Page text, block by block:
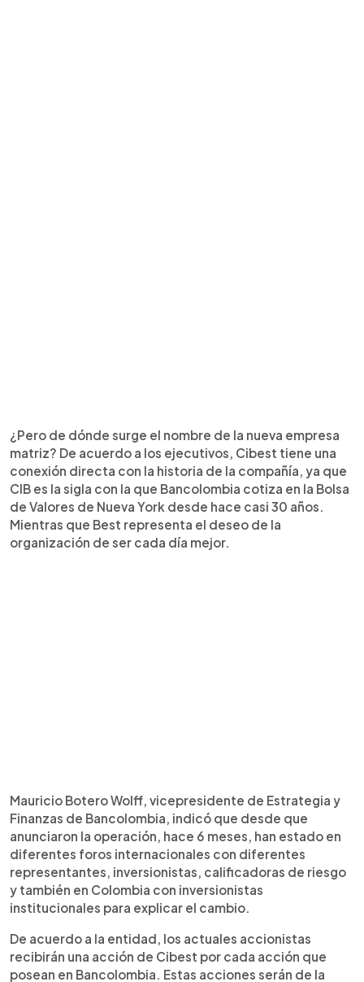
¿Pero de dónde surge el nombre de la nueva empresa
matriz? De acuerdo a los ejecutivos, Cibest tiene una
conexión directa con la historia de la compañía, ya que
CIB es la sigla con la que Bancolombia cotiza en la Bolsa
de Valores de Nueva York desde hace casi 30 años.
Mientras que Best representa el deseo de la
organización de ser cada día mejor.
Mauricio Botero Wolff, vicepresidente de Estrategia y
Finanzas de Bancolombia, indicó que desde que
anunciaron la operación, hace 6 meses, han estado en
diferentes foros internacionales con diferentes
representantes, inversionistas, calificadoras de riesgo
y también en Colombia con inversionistas
institucionales para explicar el cambio.
De acuerdo a la entidad, los actuales accionistas
recibirán una acción de Cibest por cada acción que
posean en Bancolombia. Estas acciones serán de la